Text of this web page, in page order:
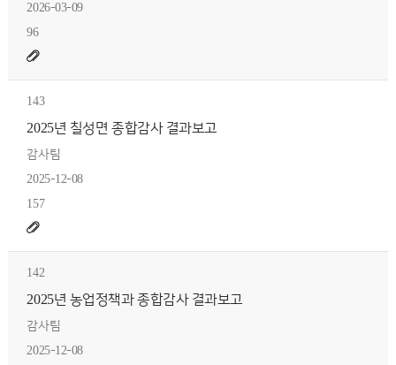
2026-03-09
96
143
2025년 칠성면 종합감사 결과보고
감사팀
2025-12-08
157
142
2025년 농업정책과 종합감사 결과보고
감사팀
2025-12-08